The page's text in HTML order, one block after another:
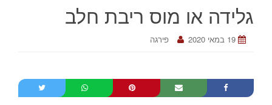
גלידה או מוס ריבת חלב
19 במאי 2020 פירגה